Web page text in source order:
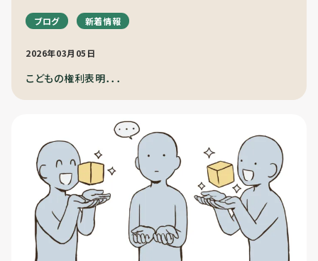
ブログ 新着情報
2026年03月05日
こどもの権利表明．．．